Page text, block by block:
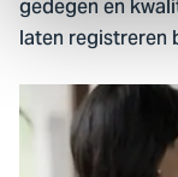
laten registreren